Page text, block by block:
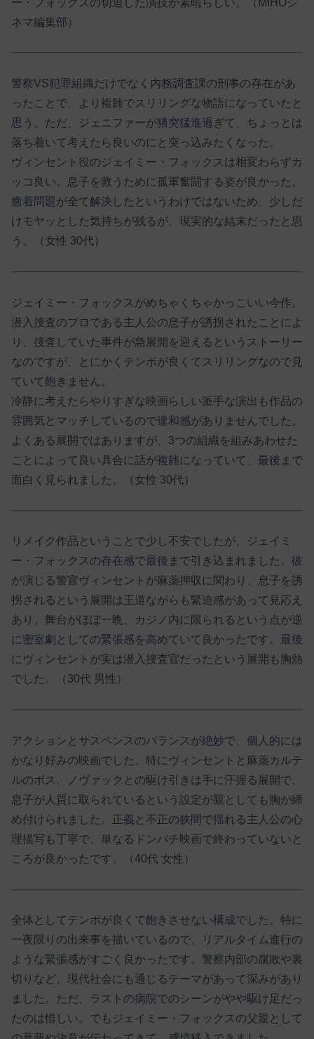
ネマ編集部）
警察VS犯罪組織だけでなく内務調査課の刑事の存在があ
ったことで、より複雑でスリリングな物語になっていたと
思う。ただ、ジェニファーが猪突猛進過ぎて、ちょっとは
落ち着いて考えたら良いのにと突っ込みたくなった。
ヴィンセント役のジェイミー・フォックスは相変わらずカ
ッコ良い。息子を救うために孤軍奮闘する姿が良かった。
癒着問題が全て解決したというわけではないため、少しだ
けモヤッとした気持ちが残るが、現実的な結末だったと思
う。（女性 30代）
ジェイミー・フォックスがめちゃくちゃかっこいい今作。
潜入捜査のプロである主人公の息子が誘拐されたことによ
り、捜査していた事件が急展開を迎えるというストーリー
なのですが、とにかくテンポが良くてスリリングなので見
ていて飽きません。
冷静に考えたらやりすぎな映画らしい派手な演出も作品の
雰囲気とマッチしているので違和感がありませんでした。
よくある展開ではありますが、3つの組織を組みあわせた
ことによって良い具合に話が複雑になっていて、最後まで
面白く見られました。（女性 30代）
リメイク作品ということで少し不安でしたが、ジェイミ
ー・フォックスの存在感で最後まで引き込まれました。彼
が演じる警官ヴィンセントが麻薬押収に関わり、息子を誘
拐されるという展開は王道ながらも緊迫感があって見応え
あり。舞台がほぼ一晩、カジノ内に限られるという点が逆
に密室劇としての緊張感を高めていて良かったです。最後
にヴィンセントが実は潜入捜査官だったという展開も胸熱
でした。（30代 男性）
アクションとサスペンスのバランスが絶妙で、個人的には
かなり好みの映画でした。特にヴィンセントと麻薬カルテ
ルのボス、ノヴァックとの駆け引きは手に汗握る展開で、
息子が人質に取られているという設定が親としても胸が締
め付けられました。正義と不正の狭間で揺れる主人公の心
理描写も丁寧で、単なるドンパチ映画で終わっていないと
ころが良かったです。（40代 女性）
全体としてテンポが良くて飽きさせない構成でした。特に
一夜限りの出来事を描いているので、リアルタイム進行の
ような緊張感がすごく良かったです。警察内部の腐敗や裏
切りなど、現代社会にも通じるテーマがあって深みがあり
ました。ただ、ラストの病院でのシーンがやや駆け足だっ
たのは惜しい。でもジェイミー・フォックスの父親として